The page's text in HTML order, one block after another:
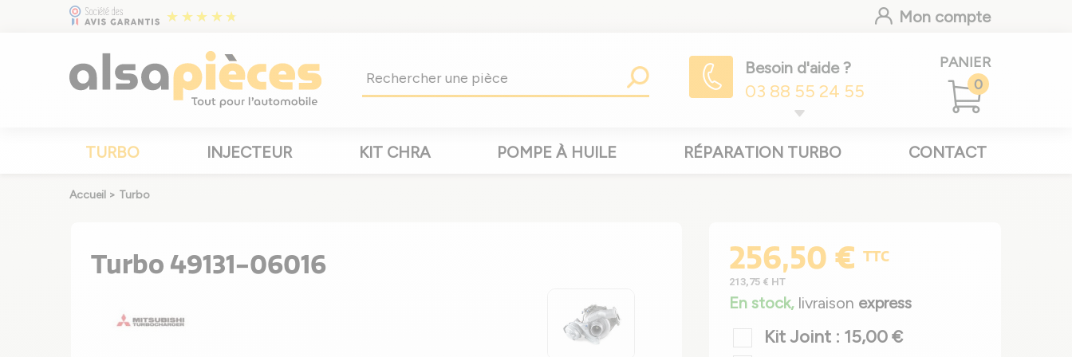
Mon compte
Besoin d'aide ?
03 88 55 24 55
PANIER
0
TURBO INJECTEUR KIT CHRA POMPE À HUILE RÉPARATION TURBO CONTACT
Accueil > Turbo
Turbo 49131-06016 256,50 € TTC
213,75 € HT
En stock, livraison express
Kit Joint : 15,00 €